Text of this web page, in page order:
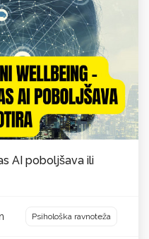
AI poboljšava ili
Psihološka ravnoteža